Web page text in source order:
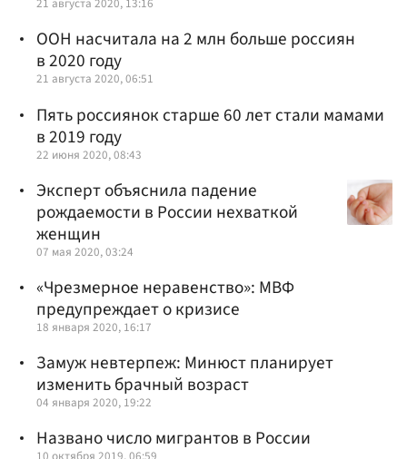
ООН насчитала на 2 млн больше россиян
в 2020 году
21 августа 2020, 06:51
Пять россиянок старше 60 лет стали мамами
в 2019 году
22 июня 2020, 08:43
Эксперт объяснила падение
рождаемости в России нехваткой
женщин
07 мая 2020, 03:24
«Чрезмерное неравенство»: МВФ
предупреждает о кризисе
18 января 2020, 16:17
Замуж невтерпеж: Минюст планирует
изменить брачный возраст
04 января 2020, 19:22
Названо число мигрантов в России